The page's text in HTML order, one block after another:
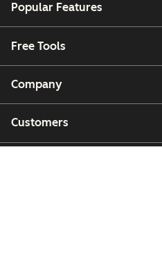
Popular Features
Free Tools
Company
Customers